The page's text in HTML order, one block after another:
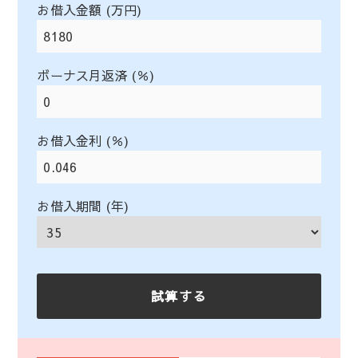
お借入金額 (万円)
ボーナス月返済 (％)
お借入金利 (％)
お借入期間 (年)